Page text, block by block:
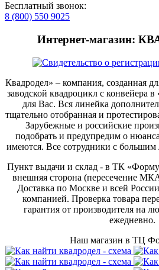
Бесплатный звонок:
8 (800) 550 9025
Интернет-магазин:
Квадродел» – компания, созданная
заводской квадроцикл с конвейера
для Вас. Вся линейка
тщательно отобранная и
Зарубежные и российские
подобрать и предупредим о
имеются. Все сотрудники с
Пункт выдачи и склад - в ТК
внешняя сторона (пересечение
Доставка по Москве и всей
компанией. Проверка товара
гарантия от производителя на
ежедневно.
Наш магазин в ТЦ